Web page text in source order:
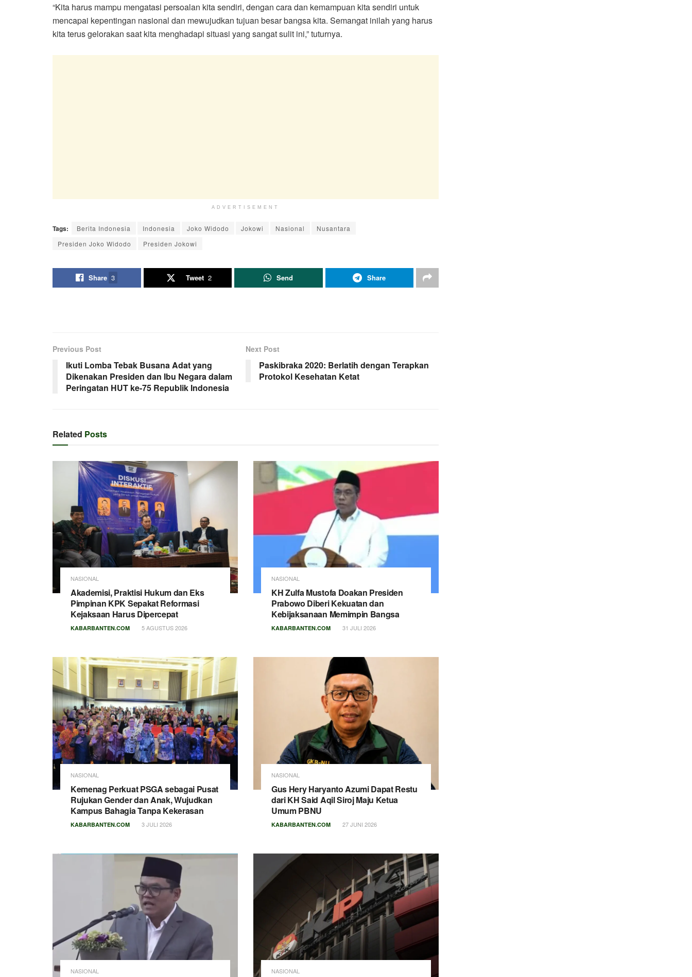
“Kita harus mampu mengatasi persoalan kita sendiri, dengan cara dan kemampuan kita sendiri untuk
mencapai kepentingan nasional dan mewujudkan tujuan besar bangsa kita. Semangat inilah yang harus
kita terus gelorakan saat kita menghadapi situasi yang sangat sulit ini,” tuturnya.
ADVERTISEMENT
Tags: Berita Indonesia Indonesia Joko Widodo Jokowi Nasional
Nusantara
Presiden Joko Widodo
Presiden Jokowi
Share 3 Tweet 2 Send Share
Previous Post
Ikuti Lomba Tebak Busana Adat yang
Dikenakan Presiden dan Ibu Negara dalam
Peringatan HUT ke-75 Republik Indonesia
Next Post
Paskibraka 2020: Berlatih dengan Terapkan
Protokol Kesehatan Ketat
Related Posts
NASIONAL
Akademisi, Praktisi Hukum dan Eks
Pimpinan KPK Sepakat Reformasi
Kejaksaan Harus Dipercepat
KABARBANTEN.COM 5 AGUSTUS 2026
NASIONAL
KH Zulfa Mustofa Doakan Presiden
Prabowo Diberi Kekuatan dan
Kebijaksanaan Memimpin Bangsa
KABARBANTEN.COM 31 JULI 2026
NASIONAL
Kemenag Perkuat PSGA sebagai Pusat
Rujukan Gender dan Anak, Wujudkan
Kampus Bahagia Tanpa Kekerasan
KABARBANTEN.COM 3 JULI 2026
NASIONAL
Gus Hery Haryanto Azumi Dapat Restu
dari KH Said Aqil Siroj Maju Ketua
Umum PBNU
KABARBANTEN.COM 27 JUNI 2026
NASIONAL NASIONAL